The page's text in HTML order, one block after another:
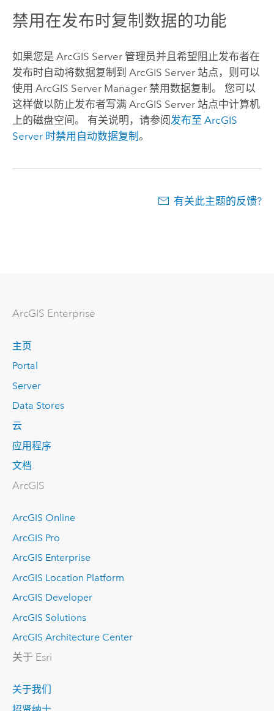
禁用在发布时复制数据的功能
如果您是 ArcGIS Server管理员并且希望阻止发布者在
发布时自动将数据复制到 ArcGIS Server站点，则可以
使用 ArcGIS Server Manager禁用数据复制。 您可以
这样做以防止发布者写满 ArcGIS Server站点中计算机
上的磁盘空间。 有关说明，请参阅发布至 ArcGIS
Server时禁用自动数据复制 。
有关此主题的反馈?
ArcGIS Enterprise
主页
Portal
Server
Data Stores
云
应用程序
文档
ArcGIS
ArcGIS Online
ArcGIS Pro
ArcGIS Enterprise
ArcGIS Location Platform
ArcGIS Developer
ArcGIS Solutions
ArcGIS Architecture Center
关于 Esri
关于我们